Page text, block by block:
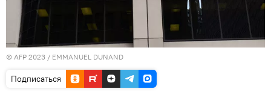
© AFP 2023 / EMMANUEL DUNAND
Подписаться